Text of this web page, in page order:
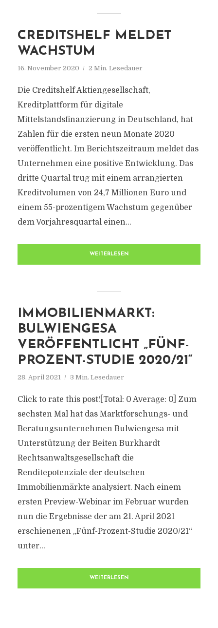
CREDITSHELF MELDET
WACHSTUM
16. November 2020 2 Min. Lesedauer
Die Creditshelf Aktiengesellschaft,
Kreditplattform für digitale
Mittelstandsfinanzierung in Deutschland, hat
Zahlen für die ersten neun Monate 2020
veröffentlicht. Im Berichtszeitraum meldet das
Unternehmen eine positive Entwicklung. Das
dritte Quartal trug mit einem arrangierten
Kreditvolumen von 24,7 Millionen Euro und
einem 55-prozentigem Wachstum gegenüber
dem Vorjahresquartal einen...
WEITERLESEN
IMMOBILIENMARKT:
BULWIENGESA
VERÖFFENTLICHT „FÜNF-
PROZENT-STUDIE 2020/21“
28. April 2021 3 Min. Lesedauer
Click to rate this post![Total: 0 Average: 0] Zum
sechsten Mal hat das Marktforschungs- und
Beratungsunternehmen Bulwiengesa mit
Unterstützung der Beiten Burkhardt
Rechtsanwaltsgesellschaft die
Renditepotenziale der deutschen
Immobilienmärkte analysiert. Nach einem
ersten Preview-Webinar im Februar wurden
nun die Ergebnisse der am 21. April 2021
erschienenen „Fünf-Prozent-Studie 2020/21“
unter...
WEITERLESEN